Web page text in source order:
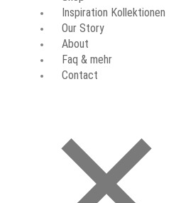
Inspiration Kollektionen
Our Story
About
Faq & mehr
Contact